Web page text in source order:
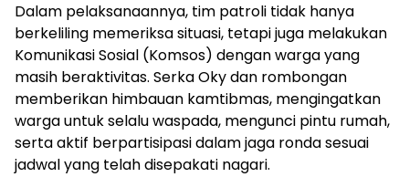
Dalam pelaksanaannya, tim patroli tidak hanya
berkeliling memeriksa situasi, tetapi juga melakukan
Komunikasi Sosial (Komsos) dengan warga yang
masih beraktivitas. Serka Oky dan rombongan
memberikan himbauan kamtibmas, mengingatkan
warga untuk selalu waspada, mengunci pintu rumah,
serta aktif berpartisipasi dalam jaga ronda sesuai
jadwal yang telah disepakati nagari.